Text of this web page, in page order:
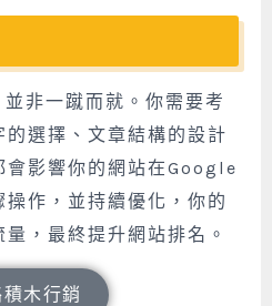
非一蹴而就。你需要考
選擇、文章結構的設計
會影響你的網站在Google
作，並持續優化，你的
，最終提升網站排名。
木行銷